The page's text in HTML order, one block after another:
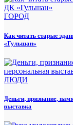
ГОРОД
Как читать старые
«Гульшан»
ЛЮДИ
Деньги, признание,
выставка